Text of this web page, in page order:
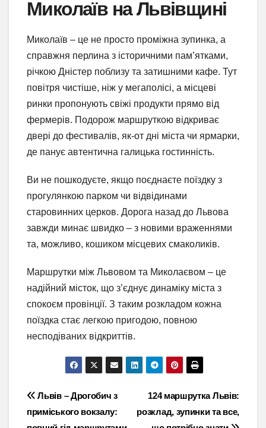
Миколаїв на Львівщині
Миколаїв – це не просто проміжна зупинка, а
справжня перлина з історичними пам’ятками,
річкою Дністер поблизу та затишними кафе. Тут
повітря чистіше, ніж у мегаполісі, а місцеві
ринки пропонують свіжі продукти прямо від
фермерів. Подорож маршруткою відкриває
двері до фестивалів, як-от дні міста чи ярмарки,
де панує автентична галицька гостинність.
Ви не пошкодуєте, якщо поєднаєте поїздку з
прогулянкою парком чи відвідинами
старовинних церков. Дорога назад до Львова
завжди минає швидко – з новими враженнями
та, можливо, кошиком місцевих смаколиків.
Маршрутки між Львовом та Миколаєвом – це
надійний місток, що з’єднує динаміку міста з
спокоєм провінції. З таким розкладом кожна
поїздка стає легкою пригодою, повною
несподіваних відкриттів.
Навігація
124 маршрутка Львів:
розклад, зупинки та все,
Львів – Дрогобич з
приміського вокзалу: